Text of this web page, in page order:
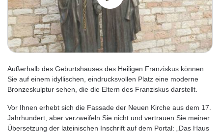
Außerhalb des Geburtshauses des Heiligen Franziskus können
Sie auf einem idyllischen, eindrucksvollen Platz eine moderne
Bronzeskulptur sehen, die die Eltern des Franziskus darstellt.
Vor Ihnen erhebt sich die Fassade der Neuen Kirche aus dem 17.
Jahrhundert, aber verzweifeln Sie nicht und vertrauen Sie meiner
Übersetzung der lateinischen Inschrift auf dem Portal: „Das Haus